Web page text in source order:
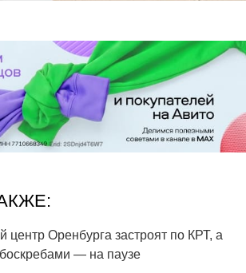
центр Оренбурга застроят по КРТ, а
— на паузе